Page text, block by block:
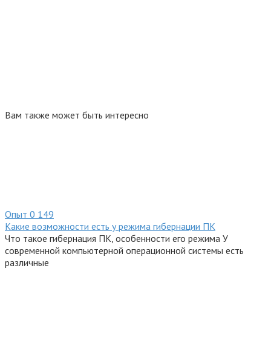
Вам также может быть интересно
Опыт 0 149
Какие возможности есть у режима гибернации ПК
Что такое гибернация ПК, особенности его режима У
современной компьютерной операционной системы есть
различные